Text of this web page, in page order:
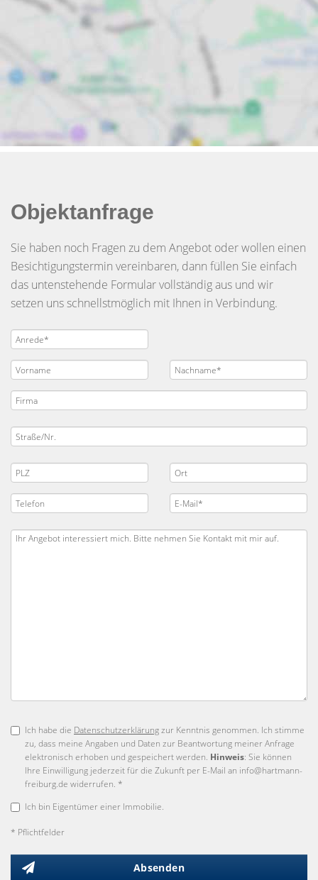
Objektanfrage
Sie haben noch Fragen zu dem Angebot oder wollen einen
Besichtigungstermin vereinbaren, dann füllen Sie einfach
das untenstehende Formular vollständig aus und wir
setzen uns schnellstmöglich mit Ihnen in Verbindung.
Ich habe die Datenschutzerklärungzur Kenntnis genommen. Ich stimme
zu, dass meine Angaben und Daten zur Beantwortung meiner Anfrage
elektronisch erhoben und gespeichert werden. Hinweis: Sie können
Ihre Einwilligung jederzeit für die Zukunft per E-Mail an info@hartmann-
freiburg.de widerrufen. *
Ich bin Eigentümer einer Immobilie.
* Pflichtfelder
Absenden